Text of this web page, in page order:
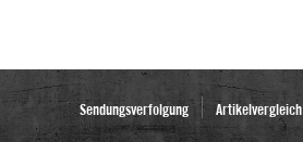
Sendungsverfolgung Artikelvergleich